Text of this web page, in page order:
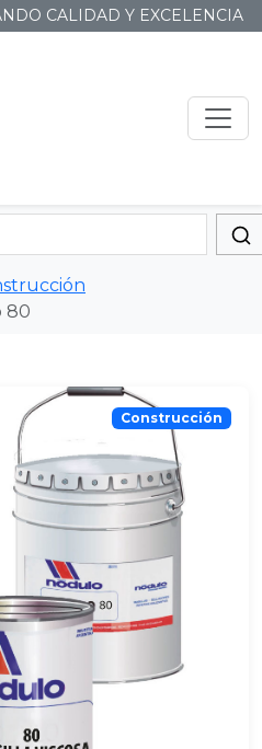
CALIDAD Y EXCELENCIA
80
Construcción